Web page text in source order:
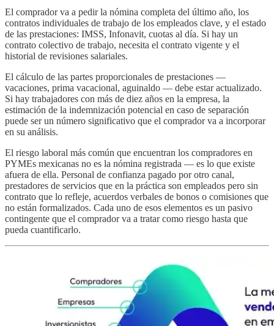
El comprador va a pedir la nómina completa del último año, los
contratos individuales de trabajo de los empleados clave, y el estado
de las prestaciones: IMSS, Infonavit, cuotas al día. Si hay un
contrato colectivo de trabajo, necesita el contrato vigente y el
historial de revisiones salariales.
El cálculo de las partes proporcionales de prestaciones —
vacaciones, prima vacacional, aguinaldo — debe estar actualizado.
Si hay trabajadores con más de diez años en la empresa, la
estimación de la indemnización potencial en caso de separación
puede ser un número significativo que el comprador va a incorporar
en su análisis.
El riesgo laboral más común que encuentran los compradores en
PYMEs mexicanas no es la nómina registrada — es lo que existe
afuera de ella. Personal de confianza pagado por otro canal,
prestadores de servicios que en la práctica son empleados pero sin
contrato que lo refleje, acuerdos verbales de bonos o comisiones que
no están formalizados. Cada uno de esos elementos es un pasivo
contingente que el comprador va a tratar como riesgo hasta que
pueda cuantificarlo.